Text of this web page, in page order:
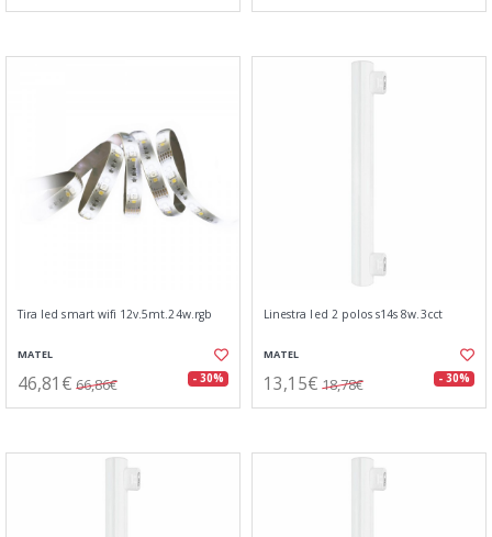
Tira led smart wifi 12v.5mt.24w.rgb
MATEL
46,81€ 66,86€ - 30%
Linestra led 2 polos s14s 8w.3cct
MATEL
13,15€ 18,78€ - 30%